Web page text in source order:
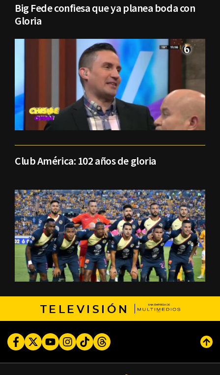
Big Fede confiesa que ya planea boda con
Gloria
Club América: 102 años de gloria
TELEVISIÓN
FacebookTwitterYoutubeInstagram
TikTokThreads